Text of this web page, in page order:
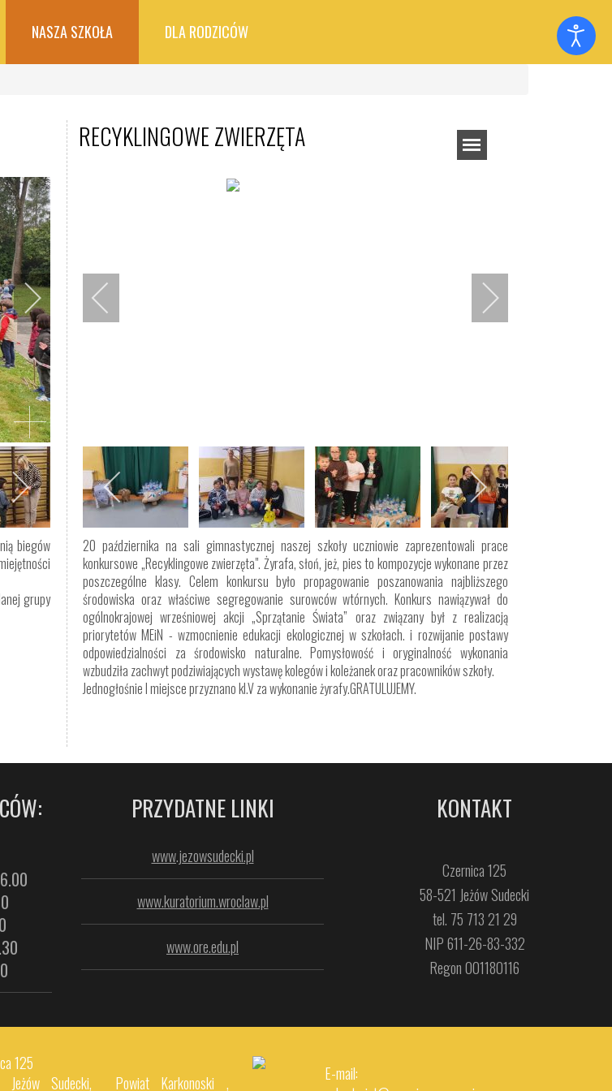
NASZA SZKOŁA DLA RODZICÓW
biegów
grupy
RECYKLINGOWE ZWIERZĘTA
20 października na sali gimnastycznej naszej szkoły uczniowie zaprezentowali prace
konkursowe „Recyklingowe zwierzęta". Żyrafa, słoń, jeż, pies to kompozycje wykonane przez
poszczególne klasy. Celem konkursu było propagowanie poszanowania najbliższego
środowiska oraz właściwe segregowanie surowców wtórnych. Konkurs nawiązywał do
ogólnokrajowej wrześniowej akcji „Sprzątanie Świata” oraz związany był z realizacją
priorytetów MEiN - wzmocnienie edukacji ekologicznej w szkołach. i rozwijanie postawy
odpowiedzialności za środowisko naturalne. Pomysłowość i oryginalność wykonania
wzbudziła zachwyt podziwiających wystawę kolegów i koleżanek oraz pracowników szkoły.
Jednogłośnie I miejsce przyznano kl.V za wykonanie żyrafy.GRATULUJEMY.
PRZYDATNE LINKI
www.jezowsudecki.pl
www.kuratorium.wroclaw.pl
www.ore.edu.pl
KONTAKT
Czernica 125
58-521 Jeżów Sudecki
tel. 75 713 21 29
NIP 611-26-83-332
Regon 001180116
125
Jeżów Sudecki, Powiat Karkonoski ,
E-mail: